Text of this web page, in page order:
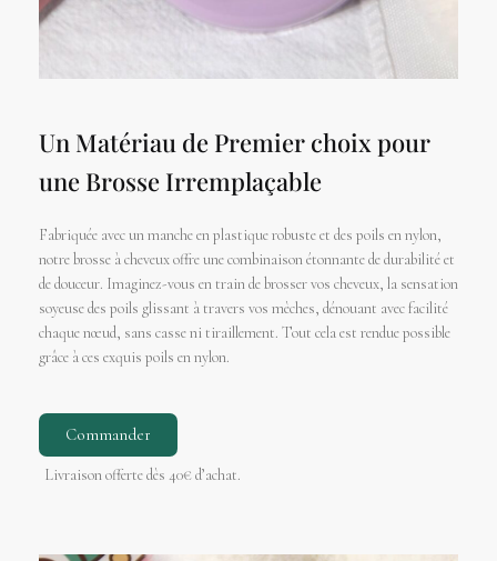
Un Matériau de Premier choix pour
une Brosse Irremplaçable
Fabriquée avec un manche en plastique robuste et des poils en nylon,
notre brosse à cheveux offre une combinaison étonnante de durabilité et
de douceur. Imaginez-vous en train de brosser vos cheveux, la sensation
soyeuse des poils glissant à travers vos mèches, dénouant avec facilité
chaque nœud, sans casse ni tiraillement. Tout cela est rendue possible
grâce à ces exquis poils en nylon.
Commander
Livraison offerte dès 40€ d’achat.